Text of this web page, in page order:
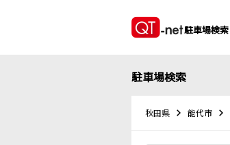
駐車場検索
駐車場検索
秋田県 能代市